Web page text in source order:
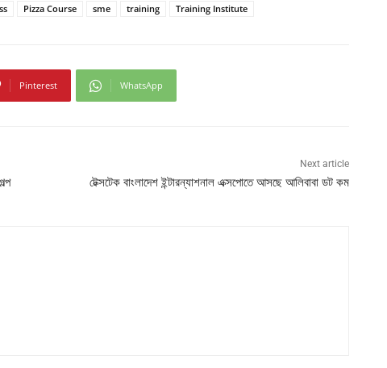
Pizza Course sme training Training Institute
Pinterest WhatsApp
Next article
টেক্সটেক বাংলাদেশ ইন্টারন্যাশনাল এক্সপোতে আসছে আলিবাবা ডট কম